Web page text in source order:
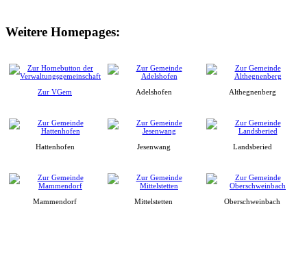
Weitere Homepages:
Zur VGem Adelshofen Althegnenberg
Hattenhofen Jesenwang Landsberied
Mammendorf Mittelstetten Oberschweinbach